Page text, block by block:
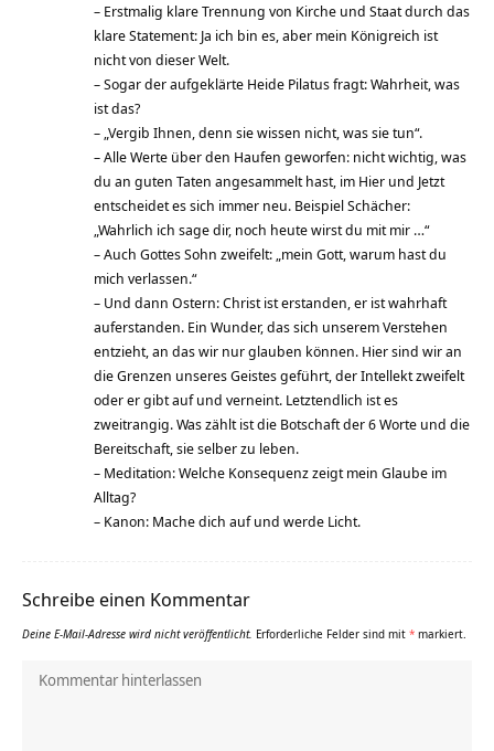
– Erstmalig klare Trennung von Kirche und Staat durch das
klare Statement: Ja ich bin es, aber mein Königreich ist
nicht von dieser Welt.
– Sogar der aufgeklärte Heide Pilatus fragt: Wahrheit, was
ist das?
– „Vergib Ihnen, denn sie wissen nicht, was sie tun“.
– Alle Werte über den Haufen geworfen: nicht wichtig, was
du an guten Taten angesammelt hast, im Hier und Jetzt
entscheidet es sich immer neu. Beispiel Schächer:
„Wahrlich ich sage dir, noch heute wirst du mit mir …“
– Auch Gottes Sohn zweifelt: „mein Gott, warum hast du
mich verlassen.“
– Und dann Ostern: Christ ist erstanden, er ist wahrhaft
auferstanden. Ein Wunder, das sich unserem Verstehen
entzieht, an das wir nur glauben können. Hier sind wir an
die Grenzen unseres Geistes geführt, der Intellekt zweifelt
oder er gibt auf und verneint. Letztendlich ist es
zweitrangig. Was zählt ist die Botschaft der 6 Worte und die
Bereitschaft, sie selber zu leben.
– Meditation: Welche Konsequenz zeigt mein Glaube im
Alltag?
– Kanon: Mache dich auf und werde Licht.
Schreibe einen Kommentar
Deine E-Mail-Adresse wird nicht veröffentlicht. Erforderliche Felder sind mit * markiert.